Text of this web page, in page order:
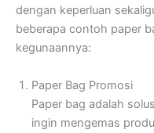
dengan keperluan
beberapa contoh paper
kegunaannya:
Paper Bag Promosi
Paper bag adalah
ingin mengemas